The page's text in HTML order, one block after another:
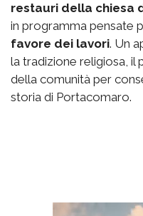
restauri della chiesa
in programma pensate
favore dei lavori. Un
la tradizione religiosa, il
della comunità per
storia di Portacomaro.